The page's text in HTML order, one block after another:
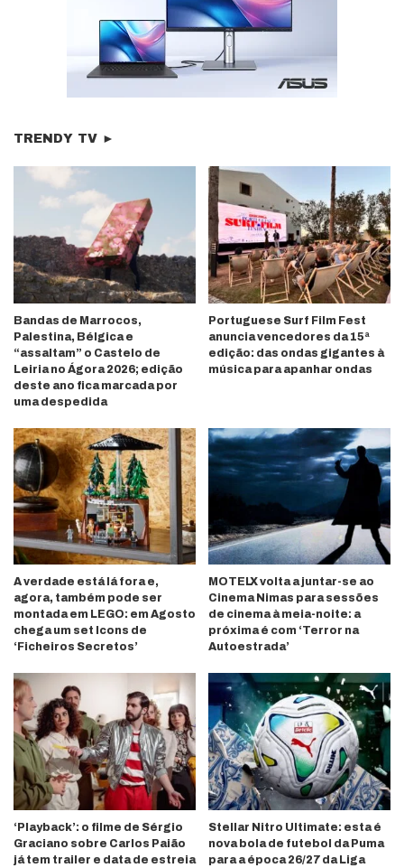
TRENDY TV ►
Bandas de Marrocos,
Palestina, Bélgica e
“assaltam” o Castelo de
Leiria no Ágora 2026; edição
deste ano fica marcada por
uma despedida
Portuguese Surf Film Fest
anuncia vencedores da 15ª
edição: das ondas gigantes à
música para apanhar ondas
A verdade está lá fora e,
agora, também pode ser
montada em LEGO: em Agosto
chega um set Icons de
‘Ficheiros Secretos’
MOTELX volta a juntar-se ao
Cinema Nimas para sessões
de cinema à meia-noite: a
próxima é com ‘Terror na
Autoestrada’
‘Playback’: o filme de Sérgio
Graciano sobre Carlos Paião
já tem trailer e data de estreia
Stellar Nitro Ultimate: esta é
nova bola de futebol da Puma
para a época 26/27 da Liga